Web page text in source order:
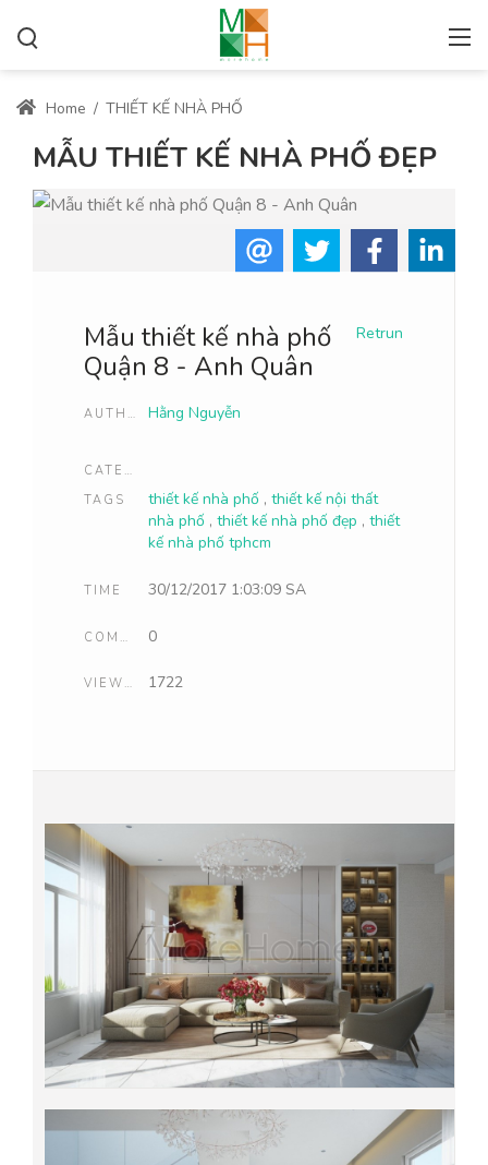
Home / THIẾT KẾ NHÀ PHỐ
MẪU THIẾT KẾ NHÀ PHỐ ĐẸP
Retrun
Mẫu thiết kế nhà phố
Quận 8 - Anh Quân
AUTHOR Hằng Nguyễn
CATEGORIES
TAGS
thiết kế nhà phố, thiết kế nội thất
nhà phố, thiết kế nhà phố đẹp , thiết
kế nhà phố tphcm
TIME 30/12/2017 1:03:09 SA
COMMENTS 0
VIEWCOUNT 1722